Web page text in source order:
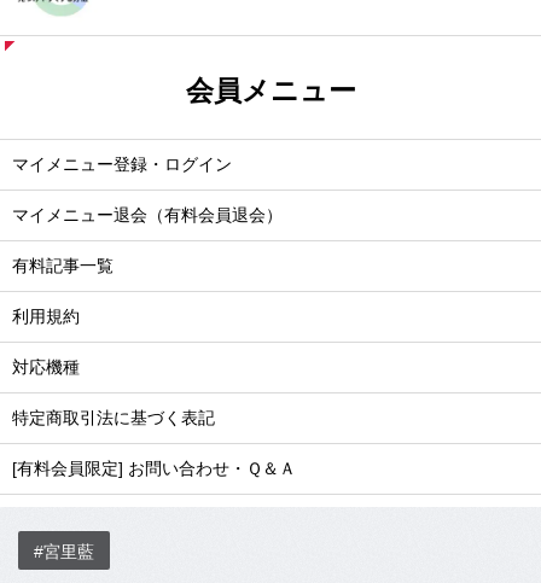
会員メニュー
マイメニュー登録・ログイン
マイメニュー退会（有料会員退会）
有料記事一覧
利用規約
対応機種
特定商取引法に基づく表記
[有料会員限定] お問い合わせ・Ｑ＆Ａ
#宮里藍